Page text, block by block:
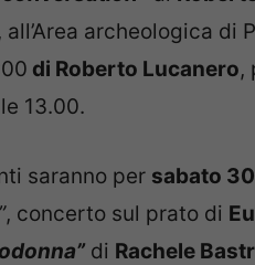
archeologica di
di Roberto Lucanero,
13.00.
saranno per sabato
, concerto sul prato di
di Rachele